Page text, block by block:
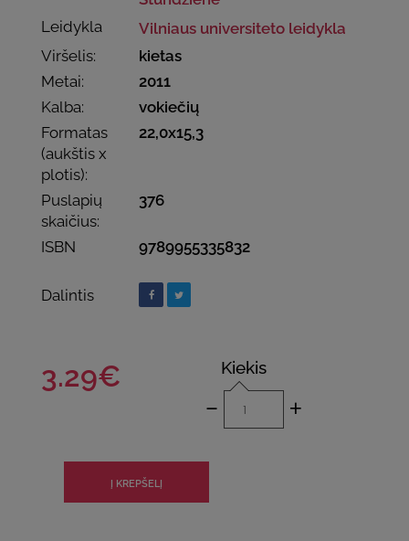
Leidykla
Vilniaus universiteto leidykla
Viršelis:
kietas
Metai:
2011
Kalba:
vokiečių
Formatas
(aukštis x
plotis):
22,0x15,3
Puslapių
skaičius:
376
ISBN 9789955335832
Dalintis
3.29€ Kiekis
- +